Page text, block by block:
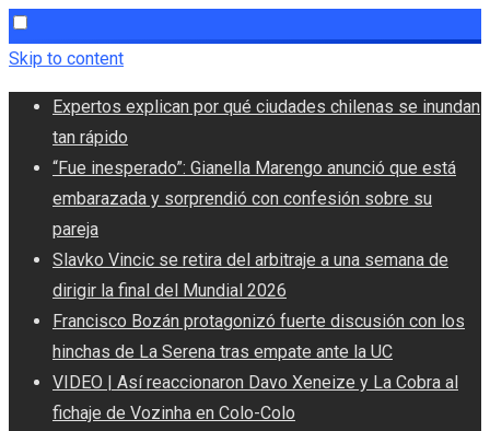
Skip to content
Expertos explican por qué ciudades chilenas se inundan
tan rápido
“Fue inesperado”: Gianella Marengo anunció que está
embarazada y sorprendió con confesión sobre su
pareja
Slavko Vincic se retira del arbitraje a una semana de
dirigir la final del Mundial 2026
Francisco Bozán protagonizó fuerte discusión con los
hinchas de La Serena tras empate ante la UC
VIDEO | Así reaccionaron Davo Xeneize y La Cobra al
fichaje de Vozinha en Colo-Colo